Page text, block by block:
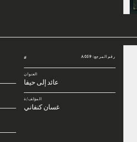
رقم المرجع: A059 #
العنوان
عائد إلى حيفا
المؤلف/ة
غسان كنفاني